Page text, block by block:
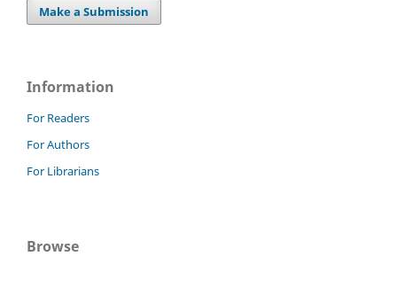
Make a Submission
Information
For Readers
For Authors
For Librarians
Browse